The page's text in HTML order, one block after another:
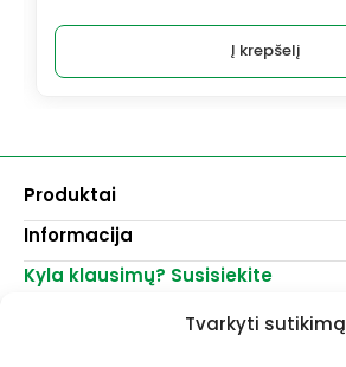
Tvarkyti sutikimą
Į krepšelį
Produktai
Dažai
Dekoravimui
Lakai, skiedikliai
Informacija
Pirkimo taisyklės
Kyla klausimų? Susisiekite
info@menomuza.lt